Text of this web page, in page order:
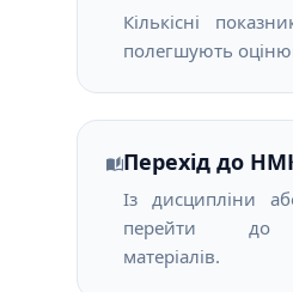
Кількісні
полегшують
Перехід до
Із дисципліни
перейти до
матеріалів.